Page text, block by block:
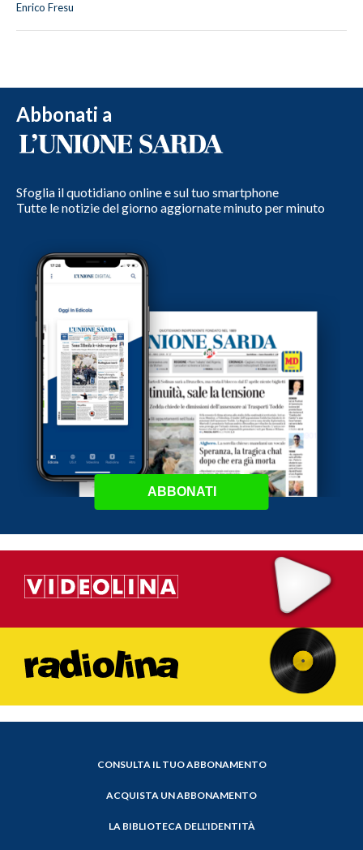
Enrico Fresu
Abbonati a
Sfoglia il quotidiano online e sul tuo smartphone
Tutte le notizie del giorno aggiornate minuto per minuto
ABBONATI
CONSULTA IL TUO ABBONAMENTO
ACQUISTA UN ABBONAMENTO
LA BIBLIOTECA DELL'IDENTITÀ